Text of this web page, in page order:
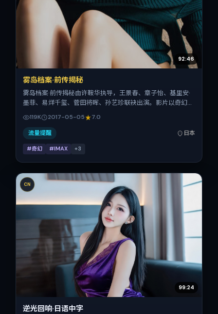
92:46
雾岛档案·前传揭秘
雾岛档案·前传揭秘由许鞍华执导，王景春、章子怡、基里安·
墨菲、易烊千玺、菅田将晖、孙艺珍联袂出演。影片以奇幻为
人物抉择与反转。2017年5月5日于日本首映（春季档），片
长92分钟，适合喜欢强情节与细腻表演的观众。
119K 2017-05-05 7.0
流量提醒 日本
#奇幻 #IMAX +3
CN
99:24
逆光回响·日语中字